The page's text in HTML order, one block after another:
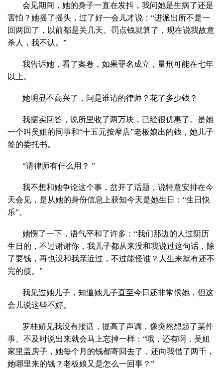
会见期间，她的身子一直在发抖，我问她是生病了还是
害怕？她摇了摇头，过了好一会儿才说：“进派出所不是一
回两回了，以前都是关几天、罚点钱就算了，现在说我故意
杀人，我不认。”
我告诉她，看了案卷，如果罪名成立，量刑可能在七年
以上。
她明显不高兴了，问是谁请的律师？花了多少钱？
我据实回答，说所里收了两万块，已经很优惠了。是她
一个叫吴姐的同事和“十五元按摩店”老板娘出的钱，她儿子
签的委托书。
“请律师有什么用？ ”
我不想和她争论这个事，岔开了话题，说特意安排在今
天会见，是从她的身份信息上获知今天是她生日：“生日快
乐”。
她愣了一下，语气平和了许多：“我们那边的人过阴历
生日的，不过谢谢你，我儿子都从来没和我说过这句话，除
了要钱，再也没和我亲近过，不过能怪谁？人生来就有还不
完的债。”
我见过她儿子，知道她儿子直至今日还非常恨她，但这
会儿说这些不好。
罗桂娇见我没有接话，提高了声调，像突然想起了某件
事、不及时说出来就会马上忘掉一样：“哦，还有啊，吴姐
家里盖房子，她每个月的钱都寄回去了，还向我借了两千，
她哪里来的钱？老板娘又是怎么一回事？”